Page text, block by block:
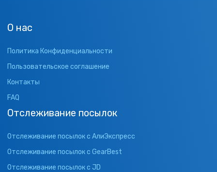
О нас
Политика Конфиденциальности
Пользовательское соглашение
Контакты
FAQ
Отслеживание посылок
Отслеживание посылок с АлиЭкспресс
Отслеживание посылок с GearBest
Отслеживание посылок с JD